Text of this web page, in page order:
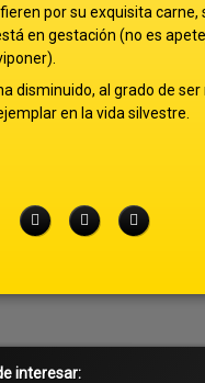
por su exquisita carne,
en gestación (no es
disminuido, al grado de ser
en la vida silvestre.
FacebookTwitterLinkedIn
interesar: